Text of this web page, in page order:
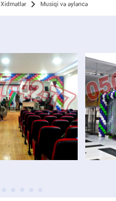
Xidmətlər Musiqi və əyləncə